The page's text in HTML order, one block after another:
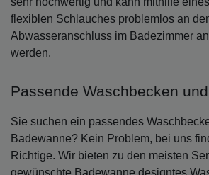
flexiblen Schlauches problemlos an
Abwasseranschluss im Badezimmer
werden.
Passende Waschbecken
Sie suchen ein passendes
Badewanne? Kein Problem, bei uns
Richtige. Wir bieten zu den meisten